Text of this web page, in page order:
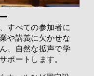
すべての参加者に
や講義に欠かせな
、自然な拡声で学
ポートします。